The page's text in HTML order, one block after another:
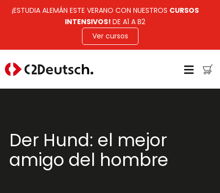
¡ESTUDIA ALEMÁN ESTE VERANO CON NUESTROS CURSOS
INTENSIVOS! DE A1 A B2
Ver cursos
Der Hund: el mejor
amigo del hombre